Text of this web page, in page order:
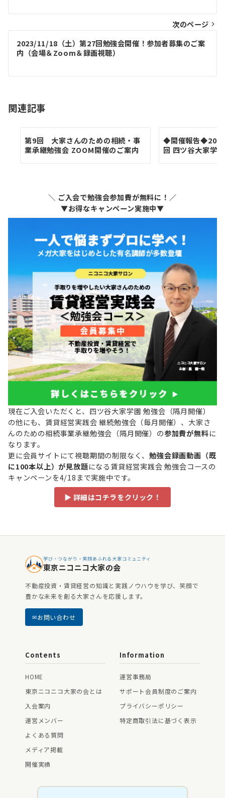
ナ
ビ
ゲ
ー
シ
ン
次のページ
2023/11/18（土）第27回勉強会開催！参加者募集のご案
内（会場＆Zoom＆録画視聴）
関連記事
第9回 大家さんのための相続・事
業承継勉強会 ZOOM開催のご案内
◆開催報告
回 四ツ谷大家学
＼ ご入会で勉強会参加費が無料に！／
▼お得なキャンペーン実施中▼
現在ご入会いただくと、四ツ谷大家学園 勉強会（隔月開催）
の他にも、賃貸経営実践会 継続勉強会（毎月開催）、大家さ
んのための相続事業承継勉強会（隔月開催）の参加費が無料に
なります。
更に会員サイトにて視聴期間の制限なく、勉強会録画動画（既
に100本以上）が見放題になる賃貸経営実践会 勉強会コースの
キャンペーンを4/18まで実施中です。
▶ 詳細はコチラをクリック！
学び・つながり・笑顔あふれる大家コミュニティ
東京ニコニコ大家の会
不動産投資・賃貸経営の知識と実践ノウハウを学び、笑顔で
豊かな未来を創る大家さんを応援します。
お問い合わせ
Contents
HOME
東京ニコニコ大家の会とは
入会案内
運営メンバー
よくある質問
メディア掲載
開催実績
Information
運営事務局
サポート会員制度のご案内
プライバシーポリシー
特定商取引法に基づく表示